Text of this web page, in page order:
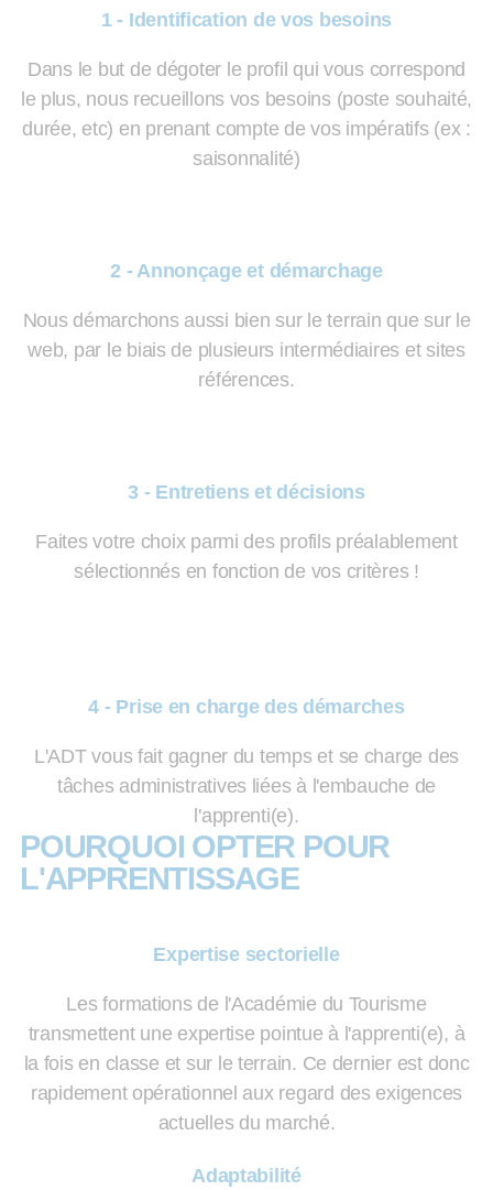
1 - Identification de vos besoins
Dans le but de dégoter le profil qui vous correspond
le plus, nous recueillons vos besoins (poste souhaité,
durée, etc) en prenant compte de vos impératifs (ex :
saisonnalité)
2 - Annonçage et démarchage
Nous démarchons aussi bien sur le terrain que sur le
web, par le biais de plusieurs intermédiaires et sites
références.
3 - Entretiens et décisions
Faites votre choix parmi des profils préalablement
sélectionnés en fonction de vos critères !
4 - Prise en charge des démarches
L'ADT vous fait gagner du temps et se charge des
tâches administratives liées à l'embauche de
l'apprenti(e).
POURQUOI OPTER POUR
L'APPRENTISSAGE
Expertise sectorielle
Les formations de l'Académie du Tourisme
transmettent une expertise pointue à l'apprenti(e), à
la fois en classe et sur le terrain. Ce dernier est donc
rapidement opérationnel aux regard des exigences
actuelles du marché.
Adaptabilité